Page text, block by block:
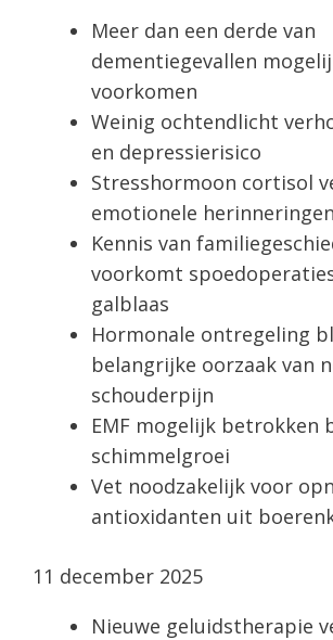
Meer dan een derde van
dementiegevallen
voorkomen
Weinig ochtendlicht
en depressierisico
Stresshormoon cortisol
emotionele herinneringen
Kennis van
voorkomt
galblaas
Hormonale ontregeling
belangrijke oorzaak van
schouderpijn
EMF mogelijk betrokken
schimmelgroei
Vet noodzakelijk voor
antioxidanten uit
11 december 2025
Nieuwe geluidstherapie